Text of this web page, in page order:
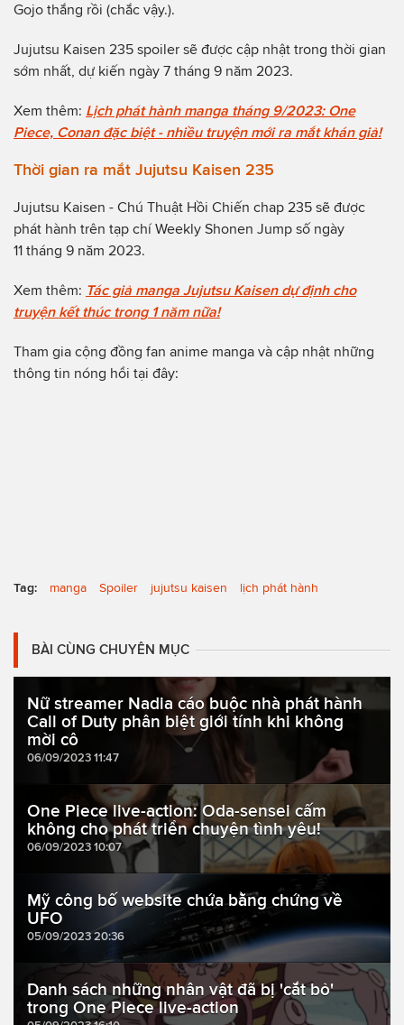
Gojo thắng rồi (chắc vậy.).
Jujutsu Kaisen 235 spoiler sẽ được cập nhật trong thời gian
sớm nhất, dự kiến ngày 7 tháng 9 năm 2023.
Xem thêm: Lịch phát hành manga tháng 9/2023: One
Piece, Conan đặc biệt - nhiều truyện mới ra mắt khán giả!
Thời gian ra mắt Jujutsu Kaisen 235
Jujutsu Kaisen - Chú Thuật Hồi Chiến chap 235 sẽ được
phát hành trên tạp chí Weekly Shonen Jump số ngày
11 tháng 9 năm 2023.
Xem thêm: Tác giả manga Jujutsu Kaisen dự định cho
truyện kết thúc trong 1 năm nữa!
Tham gia cộng đồng fan anime manga và cập nhật những
thông tin nóng hổi tại đây:
Tag: manga Spoiler jujutsu kaisen lịch phát hành
BÀI CÙNG CHUYÊN MỤC
Nữ streamer Nadia cáo buộc nhà phát hành
Call of Duty phân biệt giới tính khi không
mời cô
06/09/2023 11:47
One Piece live-action: Oda-sensei cấm
không cho phát triển chuyện tình yêu!
06/09/2023 10:07
Mỹ công bố website chứa bằng chứng về
UFO
05/09/2023 20:36
Danh sách những nhân vật đã bị 'cắt bỏ'
trong One Piece live-action